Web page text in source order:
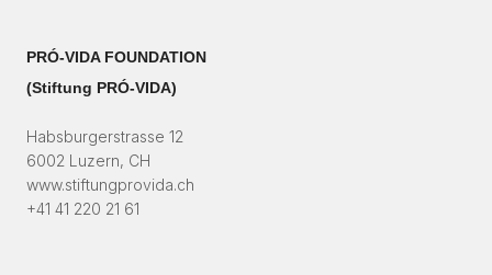
PRÓ-VIDA FOUNDATION
(Stiftung PRÓ-VIDA)​
Habsburgerstrasse 12
6002 Luzern, CH
www.stiftungprovida.ch
+41 41 220 21 61